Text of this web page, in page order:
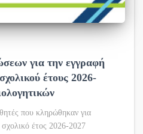
για την εγγραφή
έτους 2026-
που κληρώθηκαν για
έτος 2026-2027